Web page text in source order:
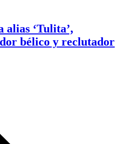
alias ‘Tulita’,
bélico y reclutador